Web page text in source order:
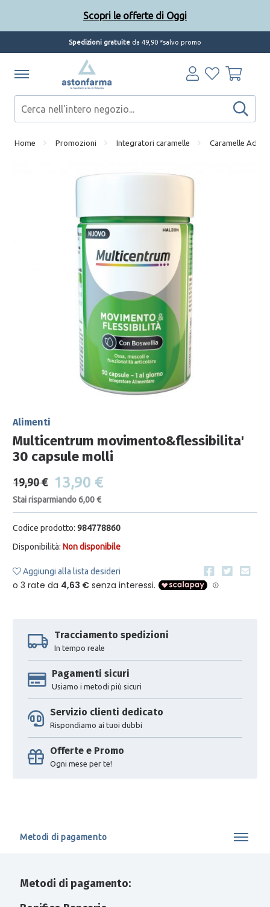
Spedizioni gratuite da 49,90 *salvo promo
Home Promozioni Integratori caramelle Caramelle Adulti
Alimenti
Multicentrum movimento&flessibilita'
30 capsule molli
19,90 € 13,90 €
Stai risparmiando 6,00 €
Codice prodotto: 984778860
Disponibilità: Non disponibile
Aggiungi alla lista desideri
Tracciamento spedizioni
In tempo reale
Pagamenti sicuri
Usiamo i metodi più sicuri
Servizio clienti dedicato
Rispondiamo ai tuoi dubbi
Offerte e Promo
Ogni mese per te!
Metodi di pagamento
Metodi di pagamento:
Scopri le offerte di Oggi